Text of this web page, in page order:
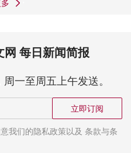
每日新闻简报
一至周五上午发送。
立即订阅
我们的隐私政策以及 条款与条